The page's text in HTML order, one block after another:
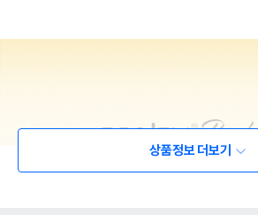
상품정보 더보기